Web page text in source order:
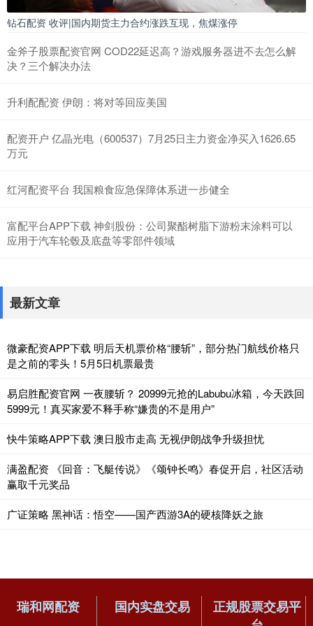
钻石配资 收评|国内期货主力合约涨跌互现，焦煤涨停
金斧子股票配资官网 COD22延迟高？游戏服务器进不去怎么解
决？三个解决办法
升利配配资 伊朗：将对等回应美国
配资开户 亿晶光电（600537）7月25日主力资金净买入1626.65
万元
红河配资平台 我国粮食应急保障体系进一步健全
富配平台APP下载 神剑股份：公司聚酯树脂下游粉末涂料可以
应用于汽车轮毂及底盘等零部件领域
最新文章
微豪配资APP下载 明后天机票价格“腰斩”，部分热门航线价格只
是之前的零头！5月5日机票最贵
易启胜配资官网 一夜腰斩？ 20999元抢的Labubu冰箱，今天跌回
5999元！真买家爱不释手称“嫌贵的不是用户”
快牛策略APP下载 澳日股市走高 无视伊朗战争升级担忧
满盈配资 《回音：飞艇传说》《颂钟长鸣》春促开启，社区活动
赢取千元奖品
广证策略 黑神话：悟空——国产西游3A的硬核降妖之旅
瑞和网配资 国内实盘交易
正规股票交易平